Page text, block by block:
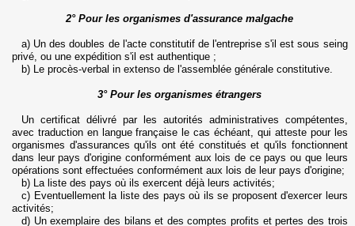
2° Pour les organismes d'assurance malgache
a) Un des doubles de l'acte constitutif de l'entreprise s'il est sous seing
privé, ou une expédition s'il est authentique ;
b) Le procès-verbal in extenso de l'assemblée générale constitutive.
3° Pour les organismes étrangers
Un certificat délivré par les autorités administratives compétentes,
avec traduction en langue française le cas échéant, qui atteste pour les
organismes d'assurances qu'ils ont été constitués et qu'ils fonctionnent
dans leur pays d'origine conformément aux lois de ce pays ou que leurs
opérations sont effectuées conformément aux lois de leur pays d'origine;
b) La liste des pays où ils exercent déjà leurs activités;
c) Eventuellement la liste des pays où ils se proposent d'exercer leurs
activités;
d) Un exemplaire des bilans et des comptes profits et pertes des trois